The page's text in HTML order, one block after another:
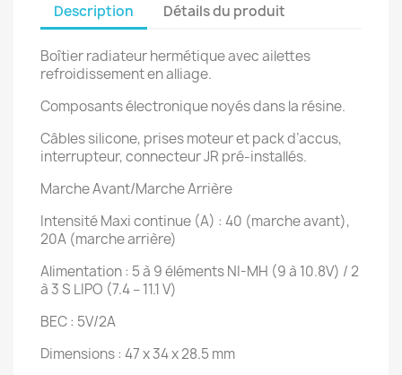
Description Détails du produit
Boîtier radiateur hermétique avec ailettes
refroidissement en alliage.
Composants électronique noyés dans la résine.
Câbles silicone, prises moteur et pack d’accus,
interrupteur, connecteur JR pré-installés.
Marche Avant/Marche Arrière
Intensité Maxi continue (A) : 40 (marche avant),
20A (marche arrière)
Alimentation : 5 à 9 éléments NI-MH (9 à 10.8V) / 2
à 3 S LIPO (7.4 – 11.1 V)
BEC : 5V/2A
Dimensions : 47 x 34 x 28.5 mm